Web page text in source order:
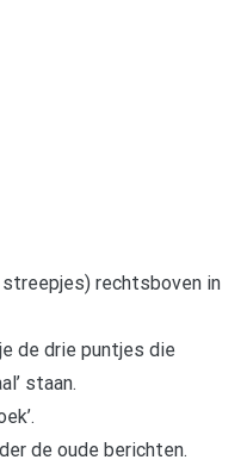
rechtsboven in
de drie puntjes die
staan.
de oude berichten.